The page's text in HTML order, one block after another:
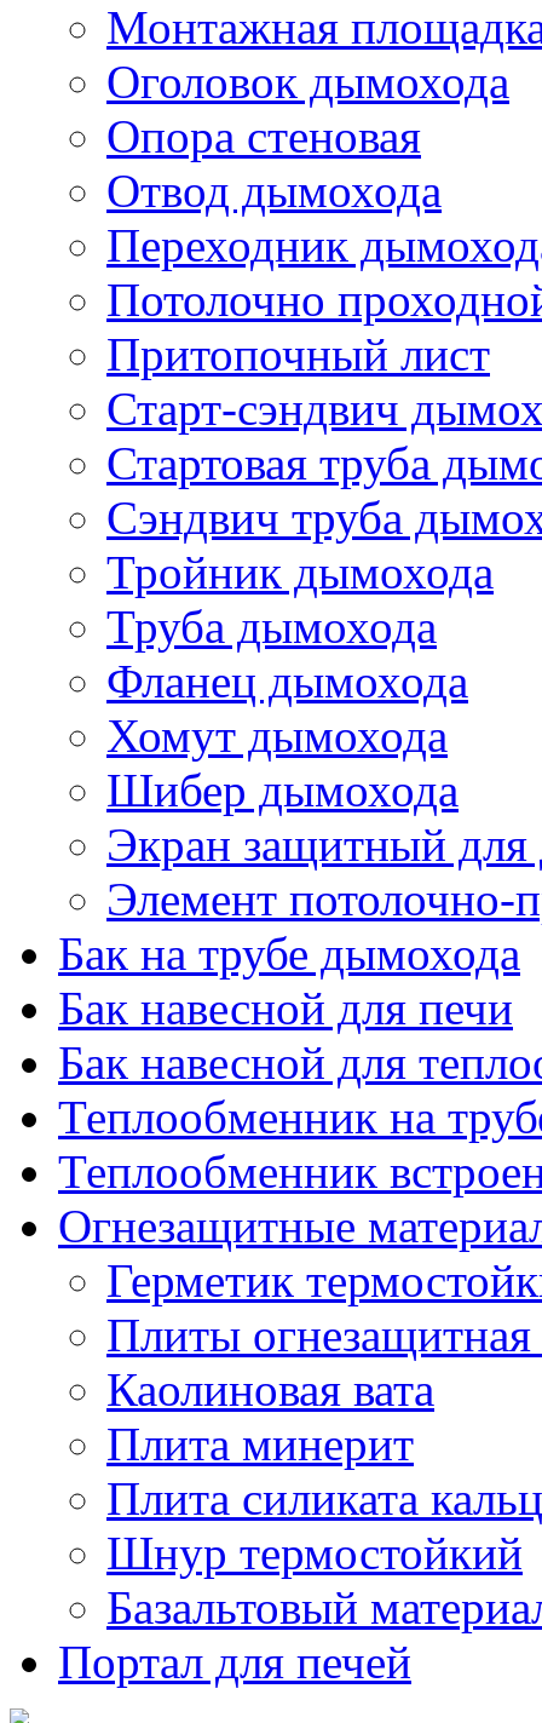
Монтажная
Оголовок дымохода
Опора стеновая
Отвод дымохода
Переходник
Потолочно
Притопочный лист
Старт-сэндвич
Стартовая труба
Сэндвич труба
Тройник дымохода
Труба дымохода
Фланец дымохода
Хомут дымохода
Шибер дымохода
Экран защитный
Элемент потолочно-
Бак на трубе дымохода
Бак навесной для печи
Бак навесной для
Теплообменник на
Теплообменник
Огнезащитные
Герметик
Плиты огнезащитная
Каолиновая вата
Плита минерит
Плита силиката
Шнур термостойкий
Базальтовый
Портал для печей